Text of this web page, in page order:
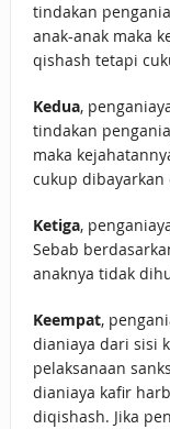
tindakan
anak-anak maka
qishash tetapi
Kedua,
tindakan
maka
cukup dibayarkan
Ketiga,
Sebab
anaknya tidak
Keempat,
dianiaya dari sisi
pelaksanaan
dianiaya kafir
diqishash. Jika